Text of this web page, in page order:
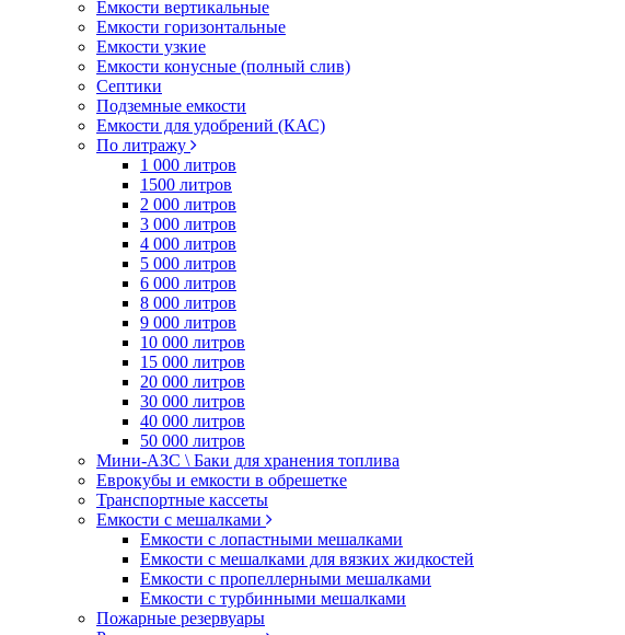
Емкости вертикальные
Емкости горизонтальные
Емкости узкие
Емкости конусные (полный слив)
Септики
Подземные емкости
Емкости для удобрений (КАС)
По литражу
1 000 литров
1500 литров
2 000 литров
3 000 литров
4 000 литров
5 000 литров
6 000 литров
8 000 литров
9 000 литров
10 000 литров
15 000 литров
20 000 литров
30 000 литров
40 000 литров
50 000 литров
Мини-АЗС \ Баки для хранения топлива
Еврокубы и емкости в обрешетке
Транспортные кассеты
Емкости с мешалками
Емкости с лопастными мешалками
Емкости с мешалками для вязких жидкостей
Емкости с пропеллерными мешалками
Емкости с турбинными мешалками
Пожарные резервуары